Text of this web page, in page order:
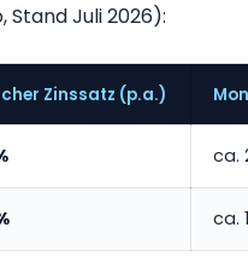
Juli 2026):
Zinssatz (p.a.)
ca.
ca.